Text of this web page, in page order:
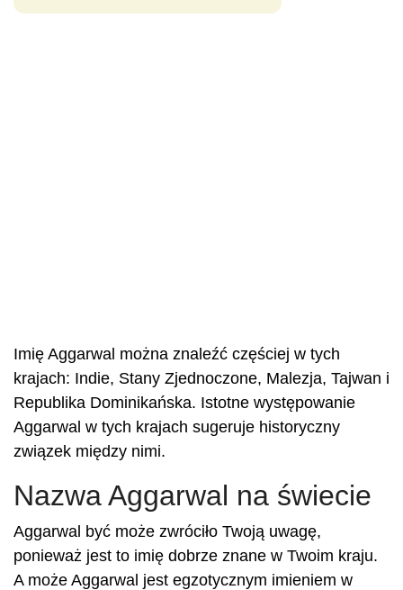
Imię Aggarwal można znaleźć częściej w tych
krajach: Indie, Stany Zjednoczone, Malezja, Tajwan i
Republika Dominikańska. Istotne występowanie
Aggarwal w tych krajach sugeruje historyczny
związek między nimi.
Nazwa Aggarwal na świecie
Aggarwal być może zwróciło Twoją uwagę,
ponieważ jest to imię dobrze znane w Twoim kraju.
A może Aggarwal jest egzotycznym imieniem w